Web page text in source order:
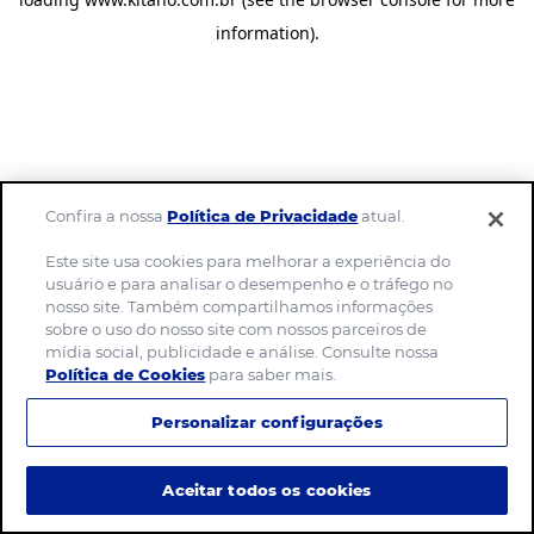
information).
Confira a nossaPolítica de Privacidadeatual.
Este site usa cookies para melhorar a experiência do
usuário e para analisar o desempenho e o tráfego no
nosso site. Também compartilhamos informações
sobre o uso do nosso site com nossos parceiros de
mídia social, publicidade e análise. Consulte nossa
Política de Cookies para saber mais.
Personalizar configurações
Aceitar todos os cookies